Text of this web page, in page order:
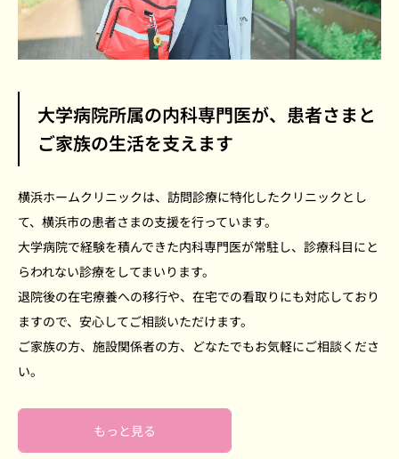
大学病院所属の内科専門医が、患者さまと
ご家族の生活を支えます
横浜ホームクリニックは、訪問診療に特化したクリニックとし
て、横浜市の患者さまの支援を行っています。
大学病院で経験を積んできた内科専門医が常駐し、診療科目にと
らわれない診療をしてまいります。
退院後の在宅療養への移行や、在宅での看取りにも対応しており
ますので、安心してご相談いただけます。
ご家族の方、施設関係者の方、どなたでもお気軽にご相談くださ
い。
もっと見る